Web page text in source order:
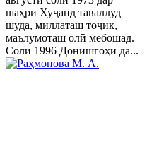
шаҳри Хуҷанд таваллуд
шуда, миллаташ тоҷик,
маълумоташ олӣ мебошад.
Соли 1996 Донишгоҳи да...